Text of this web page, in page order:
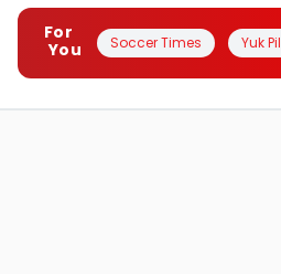
For
You
Soccer Times Yuk